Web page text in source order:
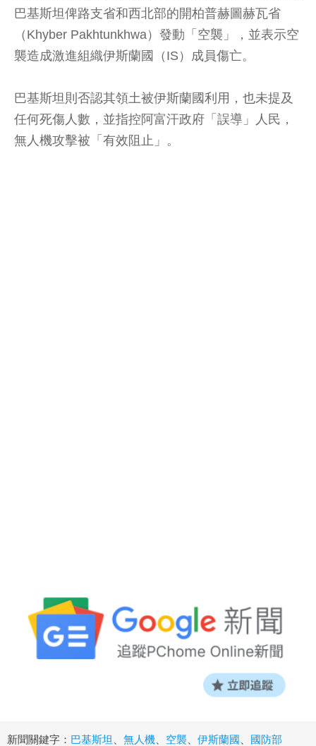
巴基斯坦俾路支省和西北部的開柏普赫圖赫瓦省
（Khyber Pakhtunkhwa）發動「空襲」，並表示空
襲造成激進組織伊斯蘭國（IS）成員傷亡。
巴基斯坦則否認其領土被伊斯蘭國利用，也未提及
任何死傷人數，並指控阿富汗政府「誤導」人民，
無人機攻擊被「有效阻止」。
新聞關鍵字： 巴基斯坦 無人機 空襲 伊斯蘭國 國防部